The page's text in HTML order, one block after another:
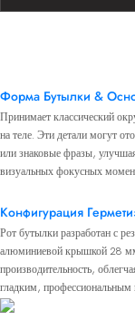
Форма Бутылки &
Принимает классический
на теле. Эти детали могут
или знаковые фразы,
визуальных фокусных
Конфигурация
Рот бутылки разработан с
алюминиевой крышкой 28
производительность,
гладким,